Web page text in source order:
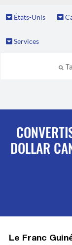
États-Unis
Services
DOLLAR
Le Franc